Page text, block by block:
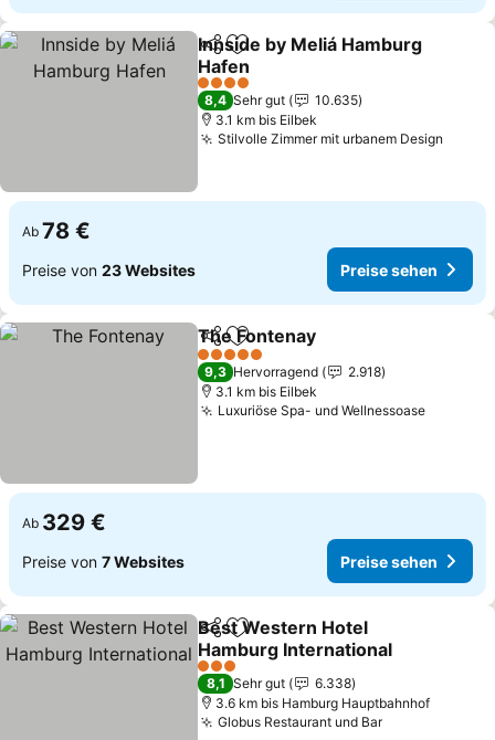
TeilenZu Favoriten hinzufügen
Innside by Meliá Hamburg
Hafen
4 Sterne
8,4 Sehr gut
10.635
3.1 km bis Eilbek
Stilvolle Zimmer mit urbanem Design
Ab 78 €
Preise von 23 Websites Preise sehen
TeilenZu Favoriten hinzufügen
The Fontenay
5 Sterne
9,3 Hervorragend
2.918
3.1 km bis Eilbek
Luxuriöse Spa- und Wellnessoase
Ab 329 €
Preise von 7 Websites Preise sehen
TeilenZu Favoriten hinzufügen
Best Western Hotel
Hamburg International
3 Sterne
8,1 Sehr gut
6.338
3.6 km bis Hamburg Hauptbahnhof
Globus Restaurant und Bar